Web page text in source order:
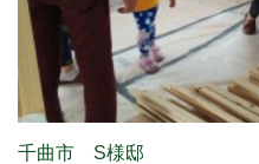
千曲市 S様邸